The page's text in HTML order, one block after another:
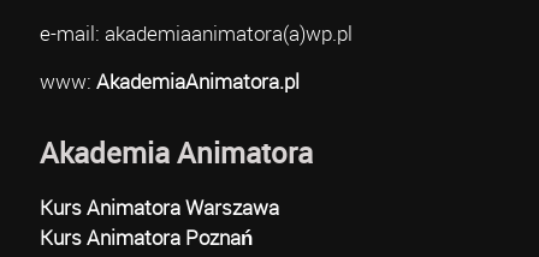
e-mail: akademiaanimatora(a)wp.pl
www: AkademiaAnimatora.pl
Akademia Animatora
Kurs Animatora Warszawa
Kurs Animatora Poznań